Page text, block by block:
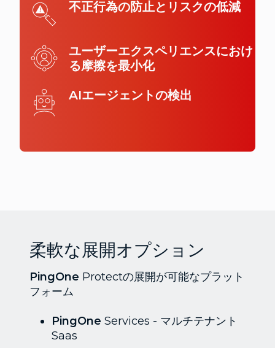
不正行為の防止とリスクの低減
ユーザーエクスペリエンスにおけ
る摩擦を最小化
AIエージェントの検出
柔軟な展開オプション
PingOne Protectの展開が可能なプラット
フォーム
PingOne Services - マルチテナント
Saas